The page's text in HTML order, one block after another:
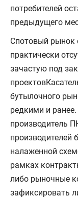
потребителей
предыдущего
Спотовый рынок
практически
зачастую под
бутылочного
редкими и
производитель
производителей
налаженной
рамках
либо рыночные
зафиксировать